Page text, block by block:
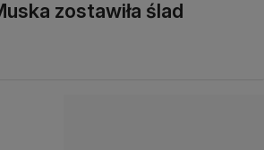
zostawiła ślad